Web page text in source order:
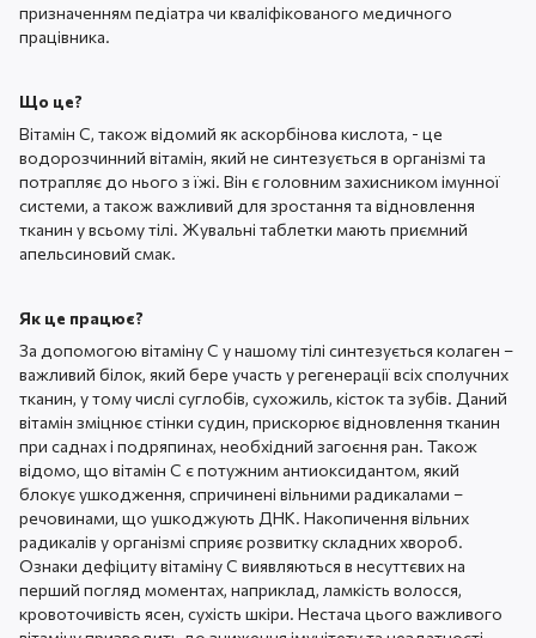
призначенням педіатра чи кваліфікованого медичного
працівника.
Що це?
Вітамін С, також відомий як аскорбінова кислота, - це
водорозчинний вітамін, який не синтезується в організмі та
потрапляє до нього з їжі. Він є головним захисником імунної
системи, а також важливий для зростання та відновлення
тканин у всьому тілі. Жувальні таблетки мають приємний
апельсиновий смак.
Як це працює?
За допомогою вітаміну С у нашому тілі синтезується колаген –
важливий білок, який бере участь у регенерації всіх сполучних
тканин, у тому числі суглобів, сухожиль, кісток та зубів. Даний
вітамін зміцнює стінки судин, прискорює відновлення тканин
при саднах і подряпинах, необхідний загоєння ран. Також
відомо, що вітамін С є потужним антиоксидантом, який
блокує ушкодження, спричинені вільними радикалами –
речовинами, що ушкоджують ДНК. Накопичення вільних
радикалів у організмі сприяє розвитку складних хвороб.
Ознаки дефіциту вітаміну С виявляються в несуттєвих на
перший погляд моментах, наприклад, ламкість волосся,
кровоточивість ясен, сухість шкіри. Нестача цього важливого